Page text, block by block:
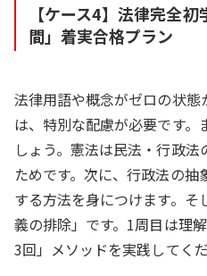
【ケース4】法律完全
間」着実合格プラン
法律用語や概念がゼロの状
は、特別な配慮が必要です。
しょう。憲法は民法・行政
ためです。次に、行政法の
する方法を身につけます。そ
義の排除」です。1周目は理
3回」メソッドを実践してくだ